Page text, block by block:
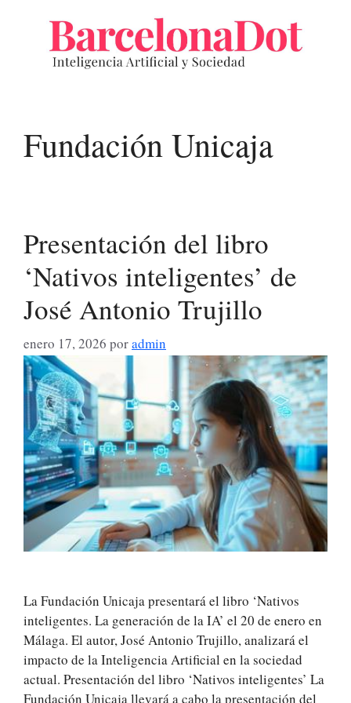
contenido
Fundación Unicaja
Presentación del libro
‘Nativos inteligentes’ de
José Antonio Trujillo
enero 17, 2026 poradmin
La Fundación Unicaja presentará el libro ‘Nativos
inteligentes. La generación de la IA’ el 20 de enero en
Málaga. El autor, José Antonio Trujillo, analizará el
impacto de la Inteligencia Artificial en la sociedad
actual. Presentación del libro ‘Nativos inteligentes’ La
Fundación Unicaja llevará a cabo la presentación del